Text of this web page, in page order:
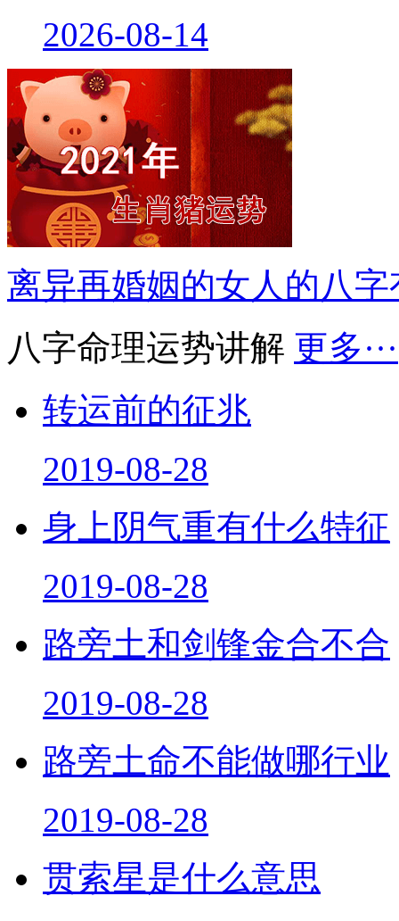
2026-08-14
离异再婚姻的女人的八
八字命理运势讲解 更多···
转运前的征兆
2019-08-28
身上阴气重有什么特征
2019-08-28
路旁土和剑锋金合不合
2019-08-28
路旁土命不能做哪行业
2019-08-28
贯索星是什么意思